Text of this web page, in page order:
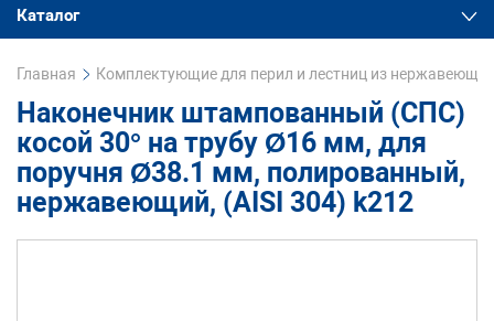
Каталог
Главная Комплектующие для перил и лестниц из
Наконечник штампованный (СПС)
косой 30° на трубу Ø16 мм, для
поручня Ø38.1 мм, полированный,
нержавеющий, (AISI 304) k212